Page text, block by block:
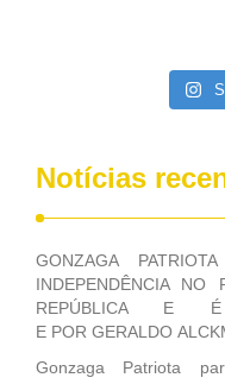
Notícias
GONZAGA
INDEPENDÊNCIA NO
REPÚBLICA E
E POR GERALDO
Gonzaga Patriota